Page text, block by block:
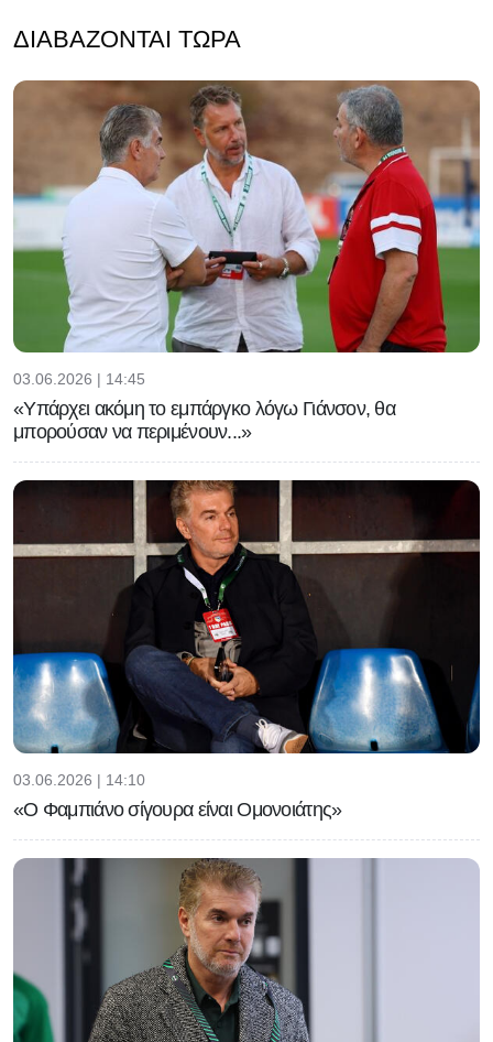
ΔΙΑΒΆΖΟΝΤΑΙ ΤΏΡΑ
03.06.2026 | 14:45
«Υπάρχει ακόμη το εμπάργκο λόγω Γιάνσον, θα
μπορούσαν να περιμένουν...»
03.06.2026 | 14:10
«Ο Φαμπιάνο σίγουρα είναι Ομονοιάτης»